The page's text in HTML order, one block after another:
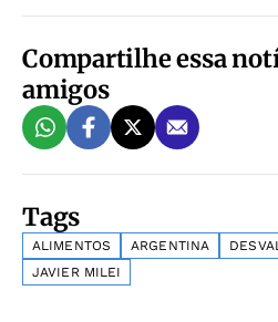
Compartilhe essa
amigos
Tags
ALIMENTOS ARGENTINA
JAVIER MILEI